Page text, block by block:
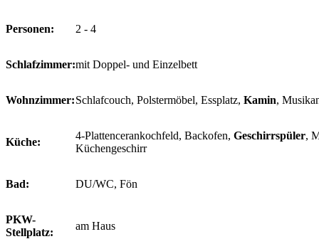
Personen: 2 - 4
Schlafzimmer:mit Doppel- und Einzelbett
Wohnzimmer:Schlafcouch, Polstermöbel, Essplatz, Kamin,
Küche:
4-Plattencerankochfeld, Backofen, Geschirrspüler,
Küchengeschirr
Bad: DU/WC, Fön
PKW-
Stellplatz:
am Haus